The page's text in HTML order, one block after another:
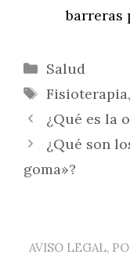
barreras
Categorías
Salud
Etiquetas
Fisioterapia,
¿Qué es la
¿Qué son
goma»?
AVISO LEGAL,